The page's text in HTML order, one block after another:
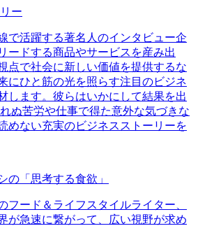
ー
で活躍する著名人のインタビュー企
ードする商品やサービスを産み出
点で社会に新しい価値を提供するな
にひと筋の光を照らす注目のビジネ
します。彼らはいかにして結果を出
ぬ苦労や仕事で得た意外な気づきな
めない充実のビジネスストーリーを
の「思考する食欲」
フード＆ライフスタイルライター、
が急速に繋がって、広い視野が求め